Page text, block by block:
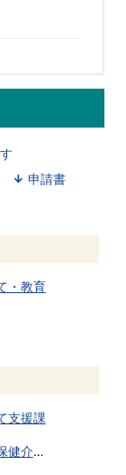
申請書
・教育
支援課
福祉保健介護課